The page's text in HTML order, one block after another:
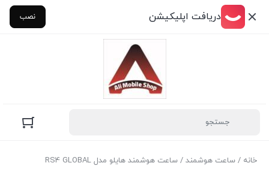
دریافت اپلیکیشن نصب
خانه / ساعت هوشمند / ساعت هوشمند هایلو مدل RS4 GLOBAL